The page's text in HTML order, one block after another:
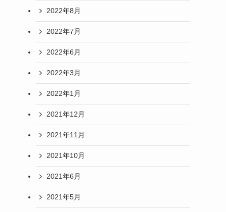
2022年8月
2022年7月
2022年6月
2022年3月
2022年1月
2021年12月
2021年11月
2021年10月
2021年6月
2021年5月